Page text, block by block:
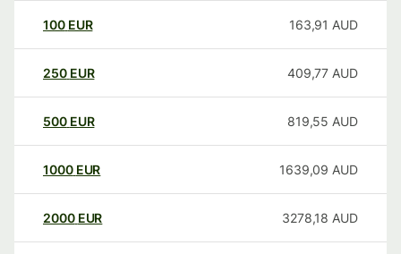
100 EUR 163,91 AUD
250 EUR 409,77 AUD
500 EUR 819,55 AUD
1000 EUR 1639,09 AUD
2000 EUR 3278,18 AUD